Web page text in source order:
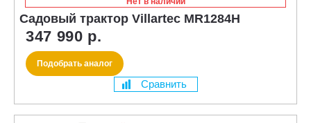
Садовый трактор Villartec MR1284H
347 990 р.
Подобрать аналог
Сравнить